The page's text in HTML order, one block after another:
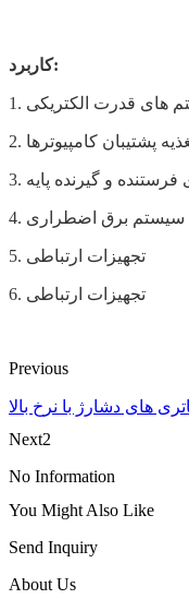
کاربرد:
های قدرت الکتریکی
پشتیبان کامپیوترها
فرستنده و گیرنده پایه
4. سیستم برق اضطراری
5. تجهیزات ارتباطی
6. تجهیزات ارتباطی
Previous
های دشارژ با نرخ بالا
Next2
No Information
You Might Also Like
Send Inquiry
About Us